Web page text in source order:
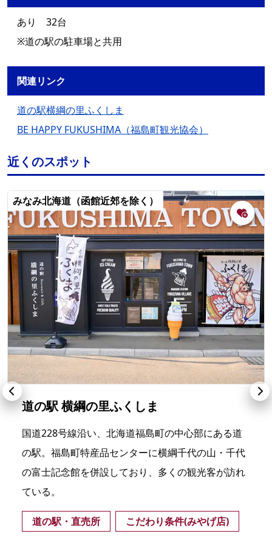
あり 32台
※道の駅の駐車場と共用
関連リンク
道の駅横綱の里ふくしま
BE HAPPY FUKUSHIMA（福島町観光協会）
近くのスポット
みなみ北海道（函館近郊を除く）
道の駅 横綱の里ふくしま
国道228号線沿い、北海道福島町の中心部にある道
の駅。福島町特産品センターに横綱千代の山・千代
の富士記念館を併設しており、多くの観光客が訪れ
ている。
道の駅・直売所 こだわり条件(みやげ店)